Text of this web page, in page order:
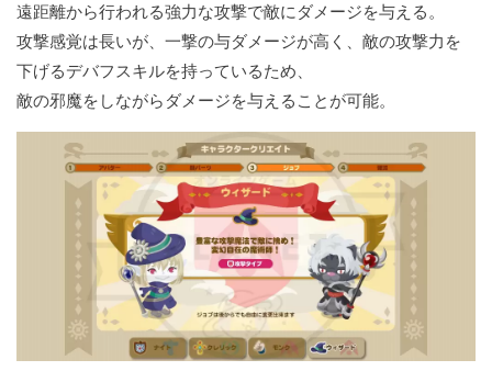
遠距離から行われる強力な攻撃で敵にダメージを与える。
攻撃感覚は長いが、一撃の与ダメージが高く、敵の攻撃力を
下げるデバフスキルを持っているため、
敵の邪魔をしながらダメージを与えることが可能。